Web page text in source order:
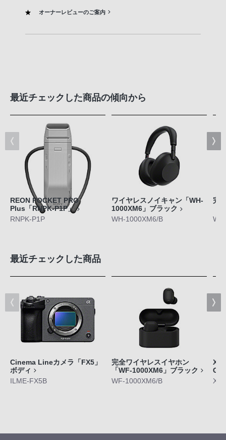
オーナーレビューのご案内
最近チェックした商品の傾向から
REON POCKET PRO
Plus「RNPK-P1P」
RNPK-P1P
ワイヤレスノイキャン「WH-
1000XM6」ブラック
WH-1000XM6/B
完
最近チェックした商品
Cinema Lineカメラ「FX5」
ボディ
ILME-FX5B
完全ワイヤレスイヤホン
「WF-1000XM6」ブラック
WF-1000XM6/B